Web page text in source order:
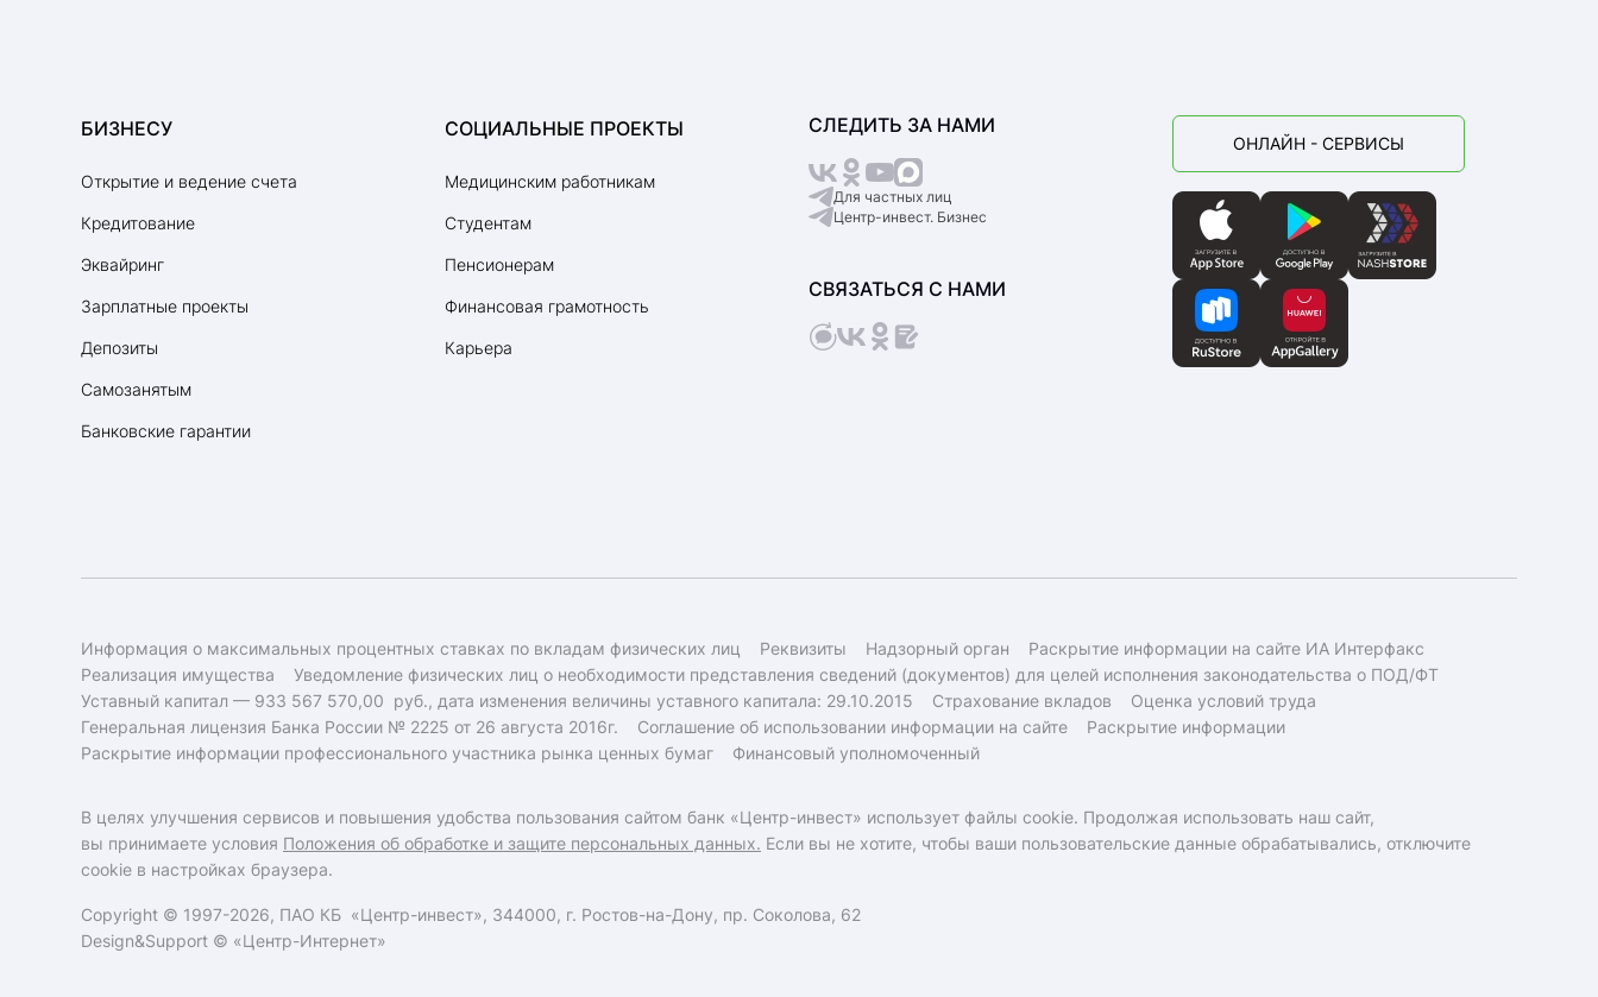
БИЗНЕСУ
Открытие и ведение счета
Кредитование
Эквайринг
Зарплатные проекты
Депозиты
Самозанятым
Банковские гарантии
СОЦИАЛЬНЫЕ ПРОЕКТЫ
Медицинским работникам
Студентам
Пенсионерам
Финансовая грамотность
Карьера
СЛЕДИТЬ ЗА НАМИ
Для частных лиц
Центр-инвест. Бизнес
СВЯЗАТЬСЯ С НАМИ
ОНЛАЙН - СЕРВИСЫ
Информация о максимальных процентных ставках по вкладам физических лиц Реквизиты Надзорный орган
Раскрытие информации на сайте ИА Интерфакс
Реализация имущества
Уведомление физических лиц о необходимости представления сведений (документов) для целей исполнения законодательства о ПОД/ФТ
Уставный капитал — 933 567 570,00 руб., дата изменения величины уставного капитала: 29.10.2015
Страхование вкладов
Оценка условий труда
Генеральная лицензия Банка России № 2225 от 26 августа 2016г.
Соглашение об использовании информации на сайте
Раскрытие информации
Раскрытие информации профессионального участника рынка ценных бумаг
Финансовый уполномоченный
В целях улучшения сервисов и повышения удобства пользования сайтом банк «Центр-инвест» использует файлы cookie. Продолжая использовать наш сайт,
вы принимаете условия Положения об обработке и защите персональных данных. Если вы не хотите, чтобы ваши пользовательские данные обрабатывались, отключите
cookie в настройках браузера.
Copyright © 1997-2026, ПАО КБ «Центр-инвест», 344000, г. Ростов-на-Дону, пр. Соколова, 62
Design&Support © «Центр-Интернет»